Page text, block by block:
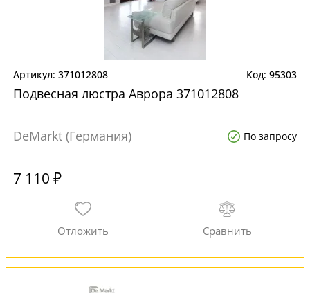
371012808 95303
Подвесная люстра Аврора 371012808
DeMarkt (Германия) По запросу
7 110 ₽